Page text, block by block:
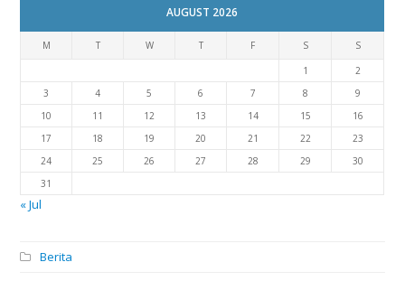
AUGUST 2026
M T W T F S
S
1
2
3
4 5 6 7 8
9
10
11 12 13 14 15
16
17
18 19 20 21 22
23
24
25 26 27 28 29
30
31
« Jul
Berita